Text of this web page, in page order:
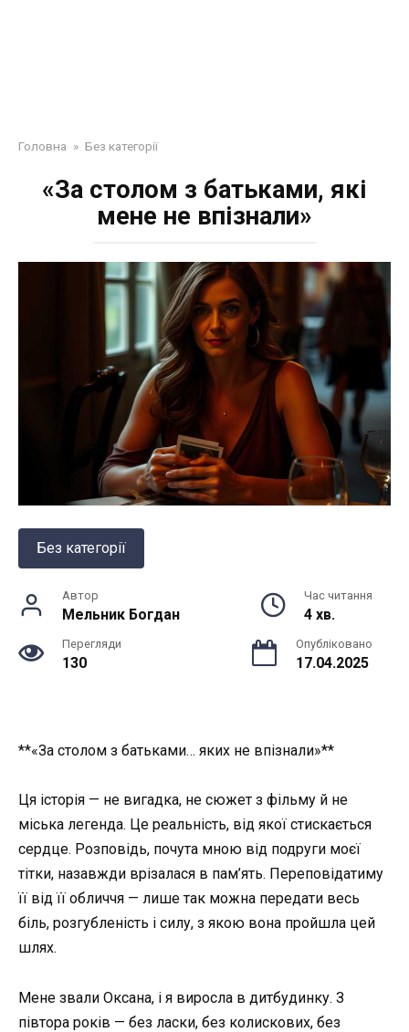
Головна » Без категорії
«За столом з батьками, які
мене не впізнали»
Без категорії
Автор
Мельник Богдан
Час читання
4 хв.
Перегляди
130
Опубліковано
17.04.2025
**«За столом з батьками… яких не впізнали»**
Ця історія — не вигадка, не сюжет з фільму й не
міська легенда. Це реальність, від якої стискається
сердце. Розповідь, почута мною від подруги моєї
тітки, назавжди врізалася в пам’ять. Переповідатиму
її від її обличчя — лише так можна передати весь
біль, розгубленість і силу, з якою вона пройшла цей
шлях.
Мене звали Оксана, і я виросла в дитбудинку. З
півтора років — без ласки, без колискових, без